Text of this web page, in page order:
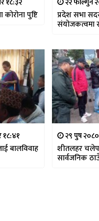
पुष्टि प्रदेश सभा
संयोजकत्वमा
१८:४१
बालविवाह
२९ पुष
शीतलहर
सार्वजनिक